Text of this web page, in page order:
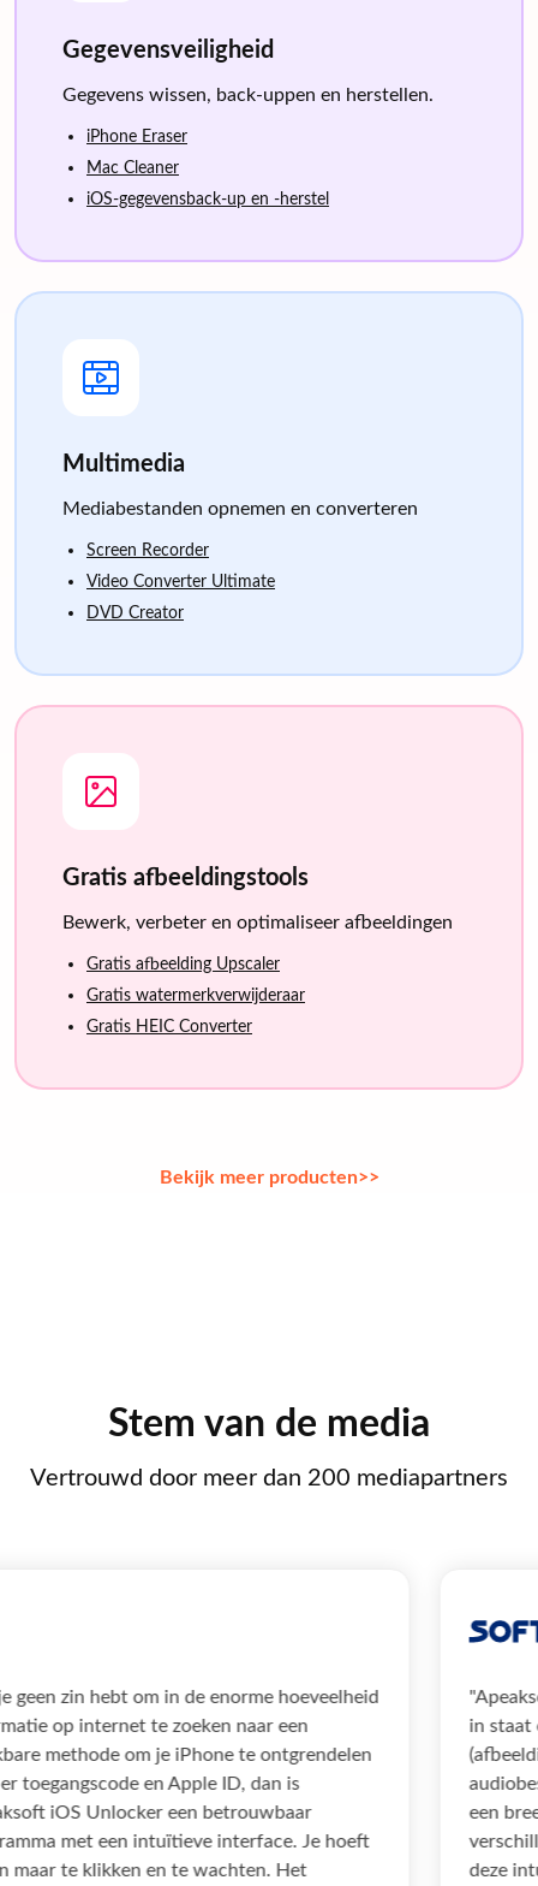
Gegevensveiligheid
Gegevens wissen, back-uppen en herstellen.
iPhone Eraser
Mac Cleaner
iOS-gegevensback-up en -herstel
Multimedia
Mediabestanden opnemen en converteren
Screen Recorder
Video Converter Ultimate
DVD Creator
Gratis afbeeldingstools
Bewerk, verbeter en optimaliseer afbeeldingen
Gratis afbeelding Upscaler
Gratis watermerkverwijderaar
Gratis HEIC Converter
Bekijk meer producten>>
Stem van de media
Vertrouwd door meer dan 200 mediapartners
"Als je geen zin hebt om in de enorme hoeveelheid
informatie op internet te zoeken naar een
bruikbare methode om je iPhone te ontgrendelen
zonder toegangscode en Apple ID, dan is
Apeaksoft iOS Unlocker een betrouwbaar
programma met een intuïtieve interface. Je hoeft
alleen maar te klikken en te wachten. Het